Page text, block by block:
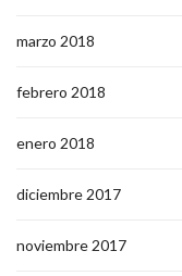
marzo 2018
febrero 2018
enero 2018
diciembre 2017
noviembre 2017